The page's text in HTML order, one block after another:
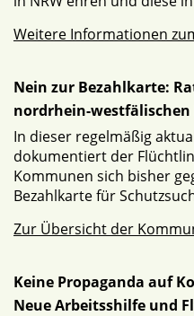
Weitere Informationen
Nein zur Bezahlkarte:
nordrhein-
In dieser regelmäßig
dokumentiert der
Kommunen sich bisher
Bezahlkarte für
Zur Übersicht der
Keine Propaganda auf
Neue Arbeitsshilfe und